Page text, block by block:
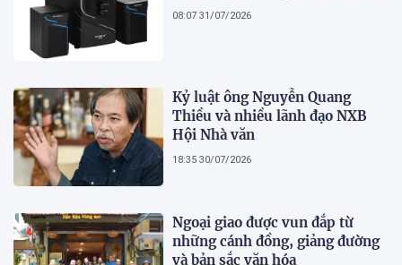
08:07 31/07/2026
Kỷ luật ông Nguyễn Quang
Thiều và nhiều lãnh đạo NXB
Hội Nhà văn
18:35 30/07/2026
Ngoại giao được vun đắp từ
những cánh đồng, giảng đường
và bản sắc văn hóa